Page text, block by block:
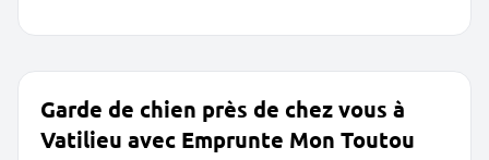
Garde de chien près de chez vous à
Vatilieu avec Emprunte Mon Toutou